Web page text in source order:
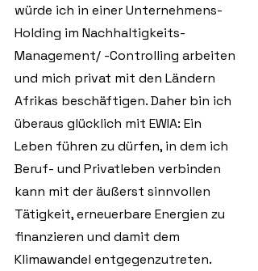
würde ich in einer Unternehmens-
Holding im Nachhaltigkeits-
Management/ -Controlling arbeiten
und mich privat mit den Ländern
Afrikas beschäftigen. Daher bin ich
überaus glücklich mit EWIA: Ein
Leben führen zu dürfen, in dem ich
Beruf- und Privatleben verbinden
kann mit der äußerst sinnvollen
Tätigkeit, erneuerbare Energien zu
finanzieren und damit dem
Klimawandel entgegenzutreten.